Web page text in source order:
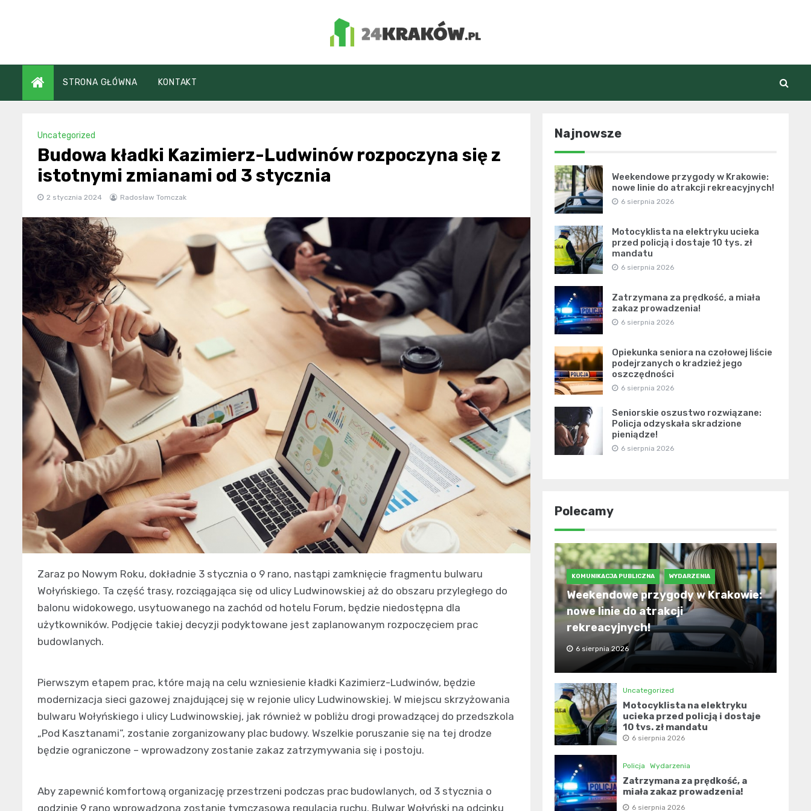
24Kraków.pl
STRONA GŁÓWNA KONTAKT
Uncategorized
Budowa kładki Kazimierz-Ludwinów rozpoczyna się z
istotnymi zmianami od 3 stycznia
2 stycznia 2024 Radosław Tomczak
Zaraz po Nowym Roku, dokładnie 3 stycznia o 9 rano, nastąpi zamknięcie fragmentu bulwaru
Wołyńskiego. Ta część trasy, rozciągająca się od ulicy Ludwinowskiej aż do obszaru przyległego do
balonu widokowego, usytuowanego na zachód od hotelu Forum, będzie niedostępna dla
użytkowników. Podjęcie takiej decyzji podyktowane jest zaplanowanym rozpoczęciem prac
budowlanych.
Pierwszym etapem prac, które mają na celu wzniesienie kładki Kazimierz-Ludwinów, będzie
modernizacja sieci gazowej znajdującej się w rejonie ulicy Ludwinowskiej. W miejscu skrzyżowania
bulwaru Wołyńskiego i ulicy Ludwinowskiej, jak również w pobliżu drogi prowadzącej do przedszkola
„Pod Kasztanami”, zostanie zorganizowany plac budowy. Wszelkie poruszanie się na tej drodze
będzie ograniczone – wprowadzony zostanie zakaz zatrzymywania się i postoju.
Aby zapewnić komfortową organizację przestrzeni podczas prac budowlanych, od 3 stycznia o
godzinie 9 rano wprowadzona zostanie tymczasowa regulacja ruchu. Bulwar Wołyński na odcinku
Najnowsze
Weekendowe przygody w Krakowie:
nowe linie do atrakcji rekreacyjnych!
6 sierpnia 2026
Motocyklista na elektryku ucieka
przed policją i dostaje 10 tys. zł
mandatu
6 sierpnia 2026
Zatrzymana za prędkość, a miała
zakaz prowadzenia!
6 sierpnia 2026
Opiekunka seniora na czołowej liście
podejrzanych o kradzież jego
oszczędności
6 sierpnia 2026
Seniorskie oszustwo rozwiązane:
Policja odzyskała skradzione
pieniądze!
6 sierpnia 2026
Polecamy
KOMUNIKACJA PUBLICZNA WYDARZENIA
Weekendowe przygody w Krakowie:
nowe linie do atrakcji
rekreacyjnych!
6 sierpnia 2026
Uncategorized
Motocyklista na elektryku
ucieka przed policją i dostaje
10 tys. zł mandatu
6 sierpnia 2026
Policja Wydarzenia
Zatrzymana za prędkość, a
miała zakaz prowadzenia!
6 sierpnia 2026